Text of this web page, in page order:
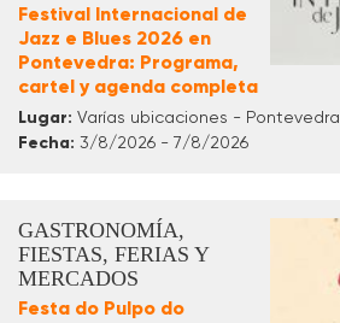
Festival Internacional de
Jazz e Blues 2026 en
Pontevedra: Programa,
cartel y agenda completa
Lugar: Varías ubicaciones - Pontevedra
Fecha: 3/8/2026 - 7/8/2026
GASTRONOMÍA,
FIESTAS, FERIAS Y
MERCADOS
Festa do Pulpo do